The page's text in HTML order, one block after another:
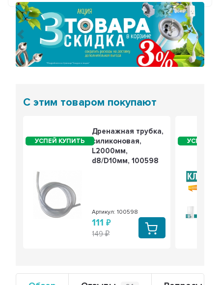
Предыдущий
С этим товаром покупают
Дренажная трубка,
силиконовая,
L2000мм,
d8/D10мм, 100598
Артикул: 100598
111
149